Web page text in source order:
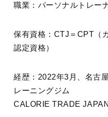
職業：パーソナルトレー
保有資格：CTJ＝CPT（
認定資格）
経歴：2022年3月、名古
レーニングジム
CALORIE TRADE